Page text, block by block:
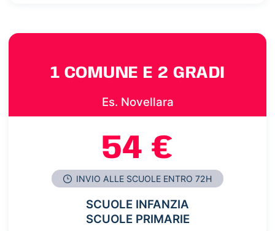
1 COMUNE E 2 GRADI
Es. Novellara
54 €
INVIO ALLE SCUOLE ENTRO 72H
SCUOLE INFANZIA
SCUOLE PRIMARIE